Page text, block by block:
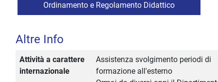
Ordinamento e Regolamento Didattico
Altre Info
Attività a carattere
internazionale
Assistenza svolgimento periodi di
formazione all'esterno